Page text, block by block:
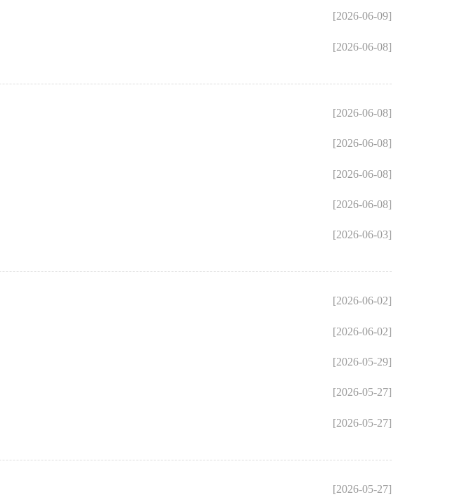
[2026-06-09]
[2026-06-08]
[2026-06-08]
[2026-06-08]
[2026-06-08]
[2026-06-08]
[2026-06-03]
[2026-06-02]
[2026-06-02]
[2026-05-29]
[2026-05-27]
[2026-05-27]
[2026-05-27]